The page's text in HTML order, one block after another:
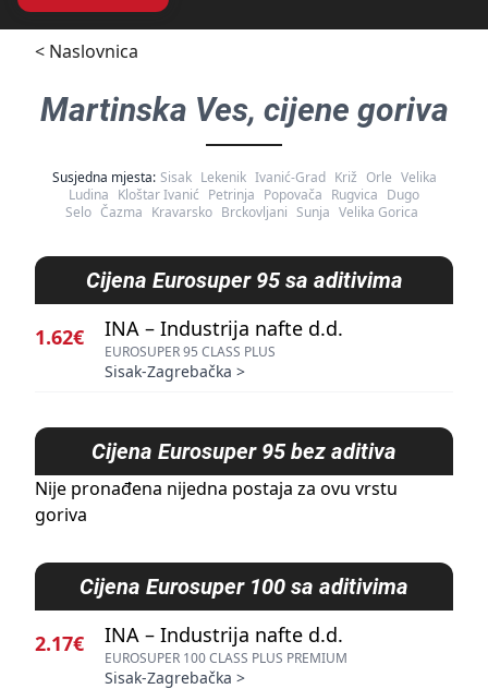
< Naslovnica
Martinska Ves, cijene goriva
Susjedna mjesta: Sisak Lekenik Ivanić-Grad Križ Orle Velika
Ludina Kloštar Ivanić Petrinja Popovača Rugvica Dugo
Selo Čazma Kravarsko Brckovljani Sunja Velika Gorica
Cijena Eurosuper 95 sa aditivima
1.62€ INA – Industrija nafte d.d.
EUROSUPER 95 CLASS PLUS
Sisak-Zagrebačka >
Cijena Eurosuper 95 bez aditiva
Nije pronađena nijedna postaja za ovu vrstu
goriva
Cijena Eurosuper 100 sa aditivima
2.17€ INA – Industrija nafte d.d.
EUROSUPER 100 CLASS PLUS PREMIUM
Sisak-Zagrebačka >